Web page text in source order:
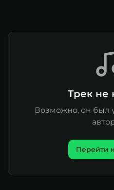
Трек не
Возможно, он был
Перейти